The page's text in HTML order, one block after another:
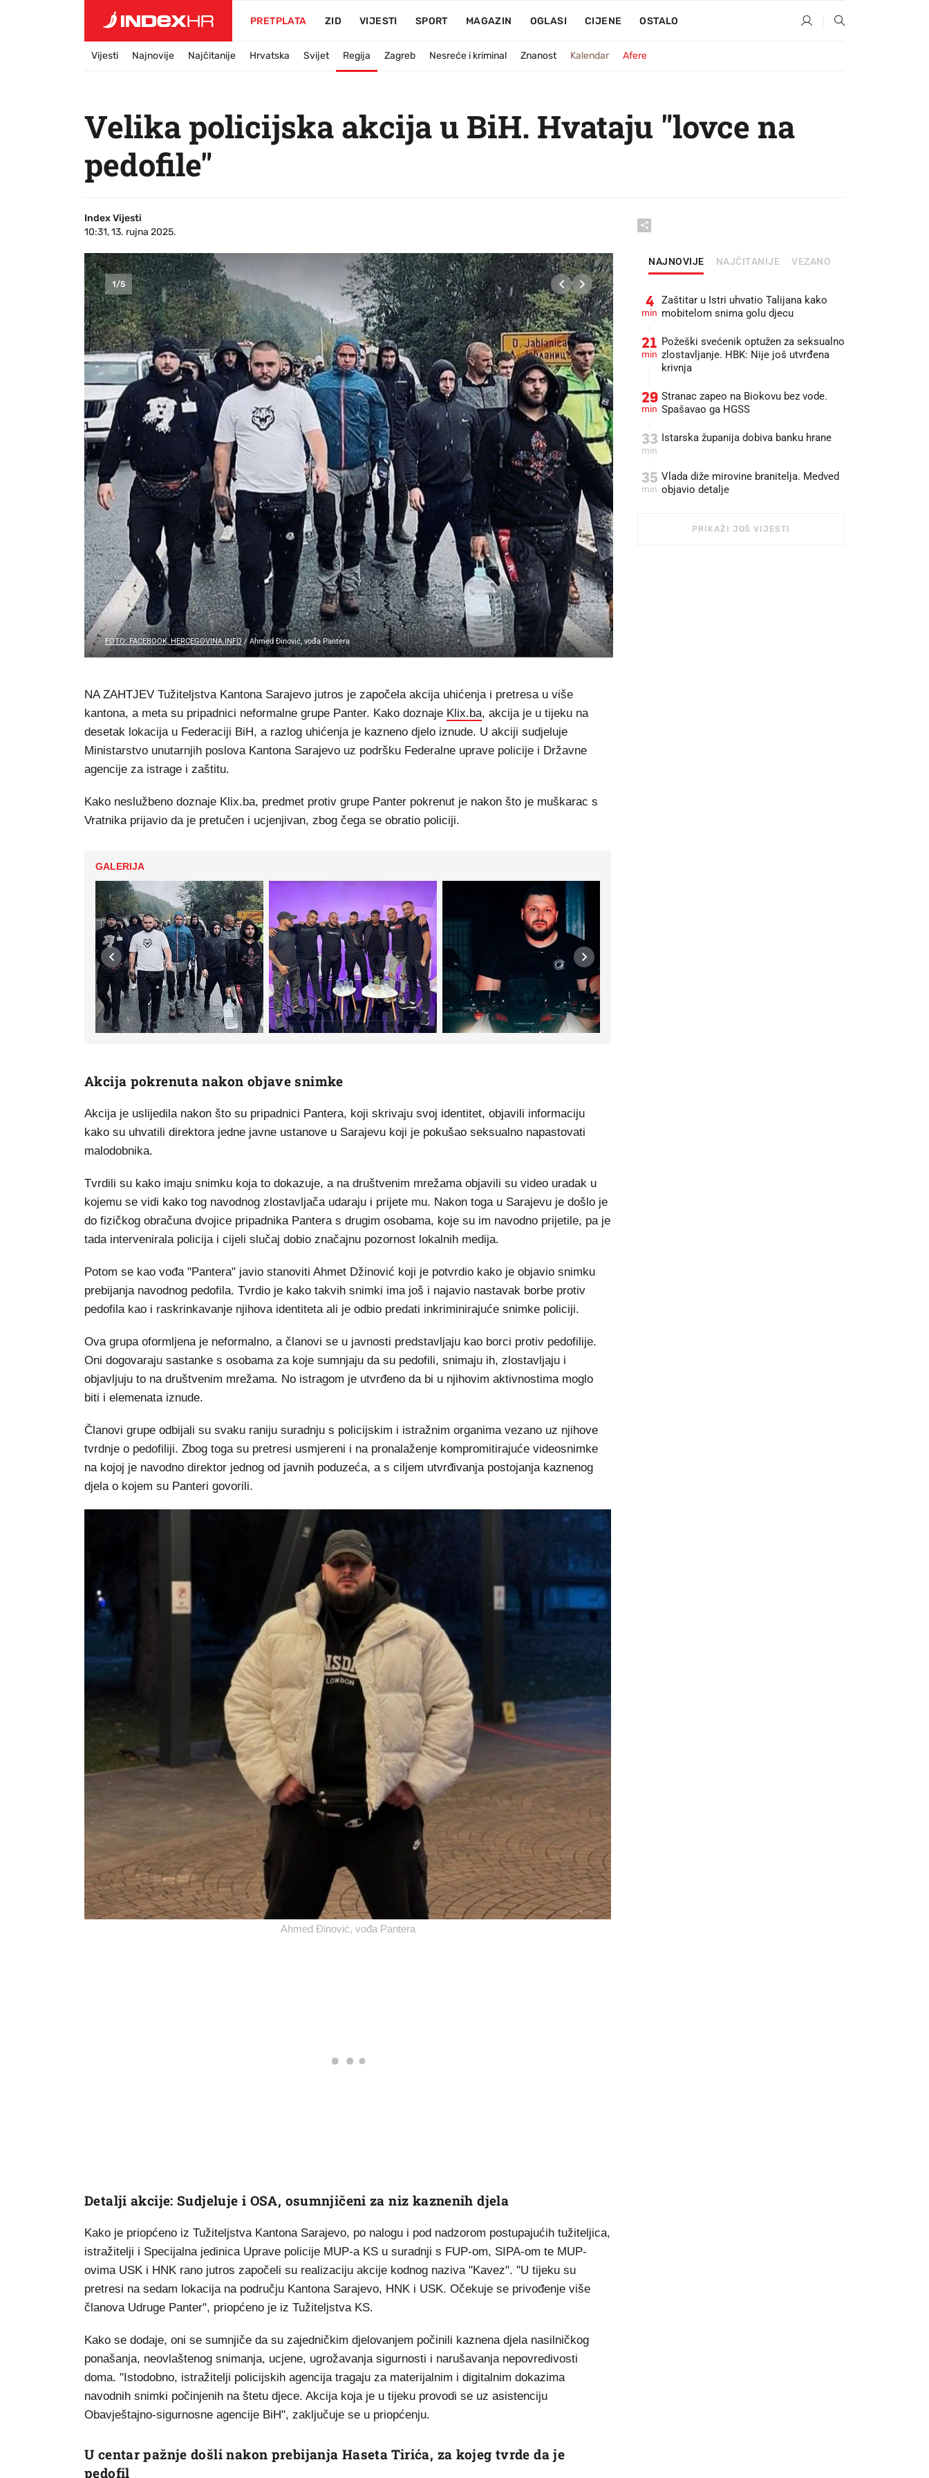
PRETPLATA ZID VIJESTI SPORT MAGAZIN OGLASI CIJENE OSTALO
Vijesti Najnovije Najčitanije Hrvatska Svijet Regija Zagreb Nesreće i kriminal Znanost Kalendar Afere
Velika policijska akcija u BiH. Hvataju "lovce na
pedofile"
Index Vijesti
10:31, 13. rujna 2025.
1/5
FOTO: FACEBOOK, HERCEGOVINA.INFO / Ahmed Đinović, vođa Pantera
NA ZAHTJEV Tužiteljstva Kantona Sarajevo jutros je započela akcija uhićenja i pretresa u više
kantona, a meta su pripadnici neformalne grupe Panter. Kako doznaje Klix.ba, akcija je u tijeku na
desetak lokacija u Federaciji BiH, a razlog uhićenja je kazneno djelo iznude. U akciji sudjeluje
Ministarstvo unutarnjih poslova Kantona Sarajevo uz podršku Federalne uprave policije i Državne
agencije za istrage i zaštitu.
Kako neslužbeno doznaje Klix.ba, predmet protiv grupe Panter pokrenut je nakon što je muškarac s
Vratnika prijavio da je pretučen i ucjenjivan, zbog čega se obratio policiji.
GALERIJA
Akcija pokrenuta nakon objave snimke
Akcija je uslijedila nakon što su pripadnici Pantera, koji skrivaju svoj identitet, objavili informaciju
kako su uhvatili direktora jedne javne ustanove u Sarajevu koji je pokušao seksualno napastovati
malodobnika.
Tvrdili su kako imaju snimku koja to dokazuje, a na društvenim mrežama objavili su video uradak u
kojemu se vidi kako tog navodnog zlostavljača udaraju i prijete mu. Nakon toga u Sarajevu je došlo je
do fizičkog obračuna dvojice pripadnika Pantera s drugim osobama, koje su im navodno prijetile, pa je
tada intervenirala policija i cijeli slučaj dobio značajnu pozornost lokalnih medija.
Potom se kao vođa "Pantera" javio stanoviti Ahmet Džinović koji je potvrdio kako je objavio snimku
prebijanja navodnog pedofila. Tvrdio je kako takvih snimki ima još i najavio nastavak borbe protiv
pedofila kao i raskrinkavanje njihova identiteta ali je odbio predati inkriminirajuće snimke policiji.
Ova grupa oformljena je neformalno, a članovi se u javnosti predstavljaju kao borci protiv pedofilije.
Oni dogovaraju sastanke s osobama za koje sumnjaju da su pedofili, snimaju ih, zlostavljaju i
objavljuju to na društvenim mrežama. No istragom je utvrđeno da bi u njihovim aktivnostima moglo
biti i elemenata iznude.
Članovi grupe odbijali su svaku raniju suradnju s policijskim i istražnim organima vezano uz njihove
tvrdnje o pedofiliji. Zbog toga su pretresi usmjereni i na pronalaženje kompromitirajuće videosnimke
na kojoj je navodno direktor jednog od javnih poduzeća, a s ciljem utvrđivanja postojanja kaznenog
djela o kojem su Panteri govorili.
Ahmed Đinović, vođa Pantera
Detalji akcije: Sudjeluje i OSA, osumnjičeni za niz kaznenih djela
Kako je priopćeno iz Tužiteljstva Kantona Sarajevo, po nalogu i pod nadzorom postupajućih tužiteljica,
istražitelji i Specijalna jedinica Uprave policije MUP-a KS u suradnji s FUP-om, SIPA-om te MUP-
ovima USK i HNK rano jutros započeli su realizaciju akcije kodnog naziva "Kavez". "U tijeku su
pretresi na sedam lokacija na području Kantona Sarajevo, HNK i USK. Očekuje se privođenje više
članova Udruge Panter", priopćeno je iz Tužiteljstva KS.
Kako se dodaje, oni se sumnjiče da su zajedničkim djelovanjem počinili kaznena djela nasilničkog
ponašanja, neovlaštenog snimanja, ucjene, ugrožavanja sigurnosti i narušavanja nepovredivosti
doma. "Istodobno, istražitelji policijskih agencija tragaju za materijalnim i digitalnim dokazima
navodnih snimki počinjenih na štetu djece. Akcija koja je u tijeku provodi se uz asistenciju
Obavještajno-sigurnosne agencije BiH", zaključuje se u priopćenju.
U centar pažnje došli nakon prebijanja Haseta Tirića, za kojeg tvrde da je
pedofil
NAJNOVIJE NAJČITANIJE VEZANO
4
min
Zaštitar u Istri uhvatio Talijana kako
mobitelom snima golu djecu
21
min
Požeški svećenik optužen za seksualno
zlostavljanje. HBK: Nije još utvrđena
krivnja
29
min
Stranac zapeo na Biokovu bez vode.
Spašavao ga HGSS
33
min
Istarska županija dobiva banku hrane
35
min
Vlada diže mirovine branitelja. Medved
objavio detalje
PRIKAŽI JOŠ VIJESTI